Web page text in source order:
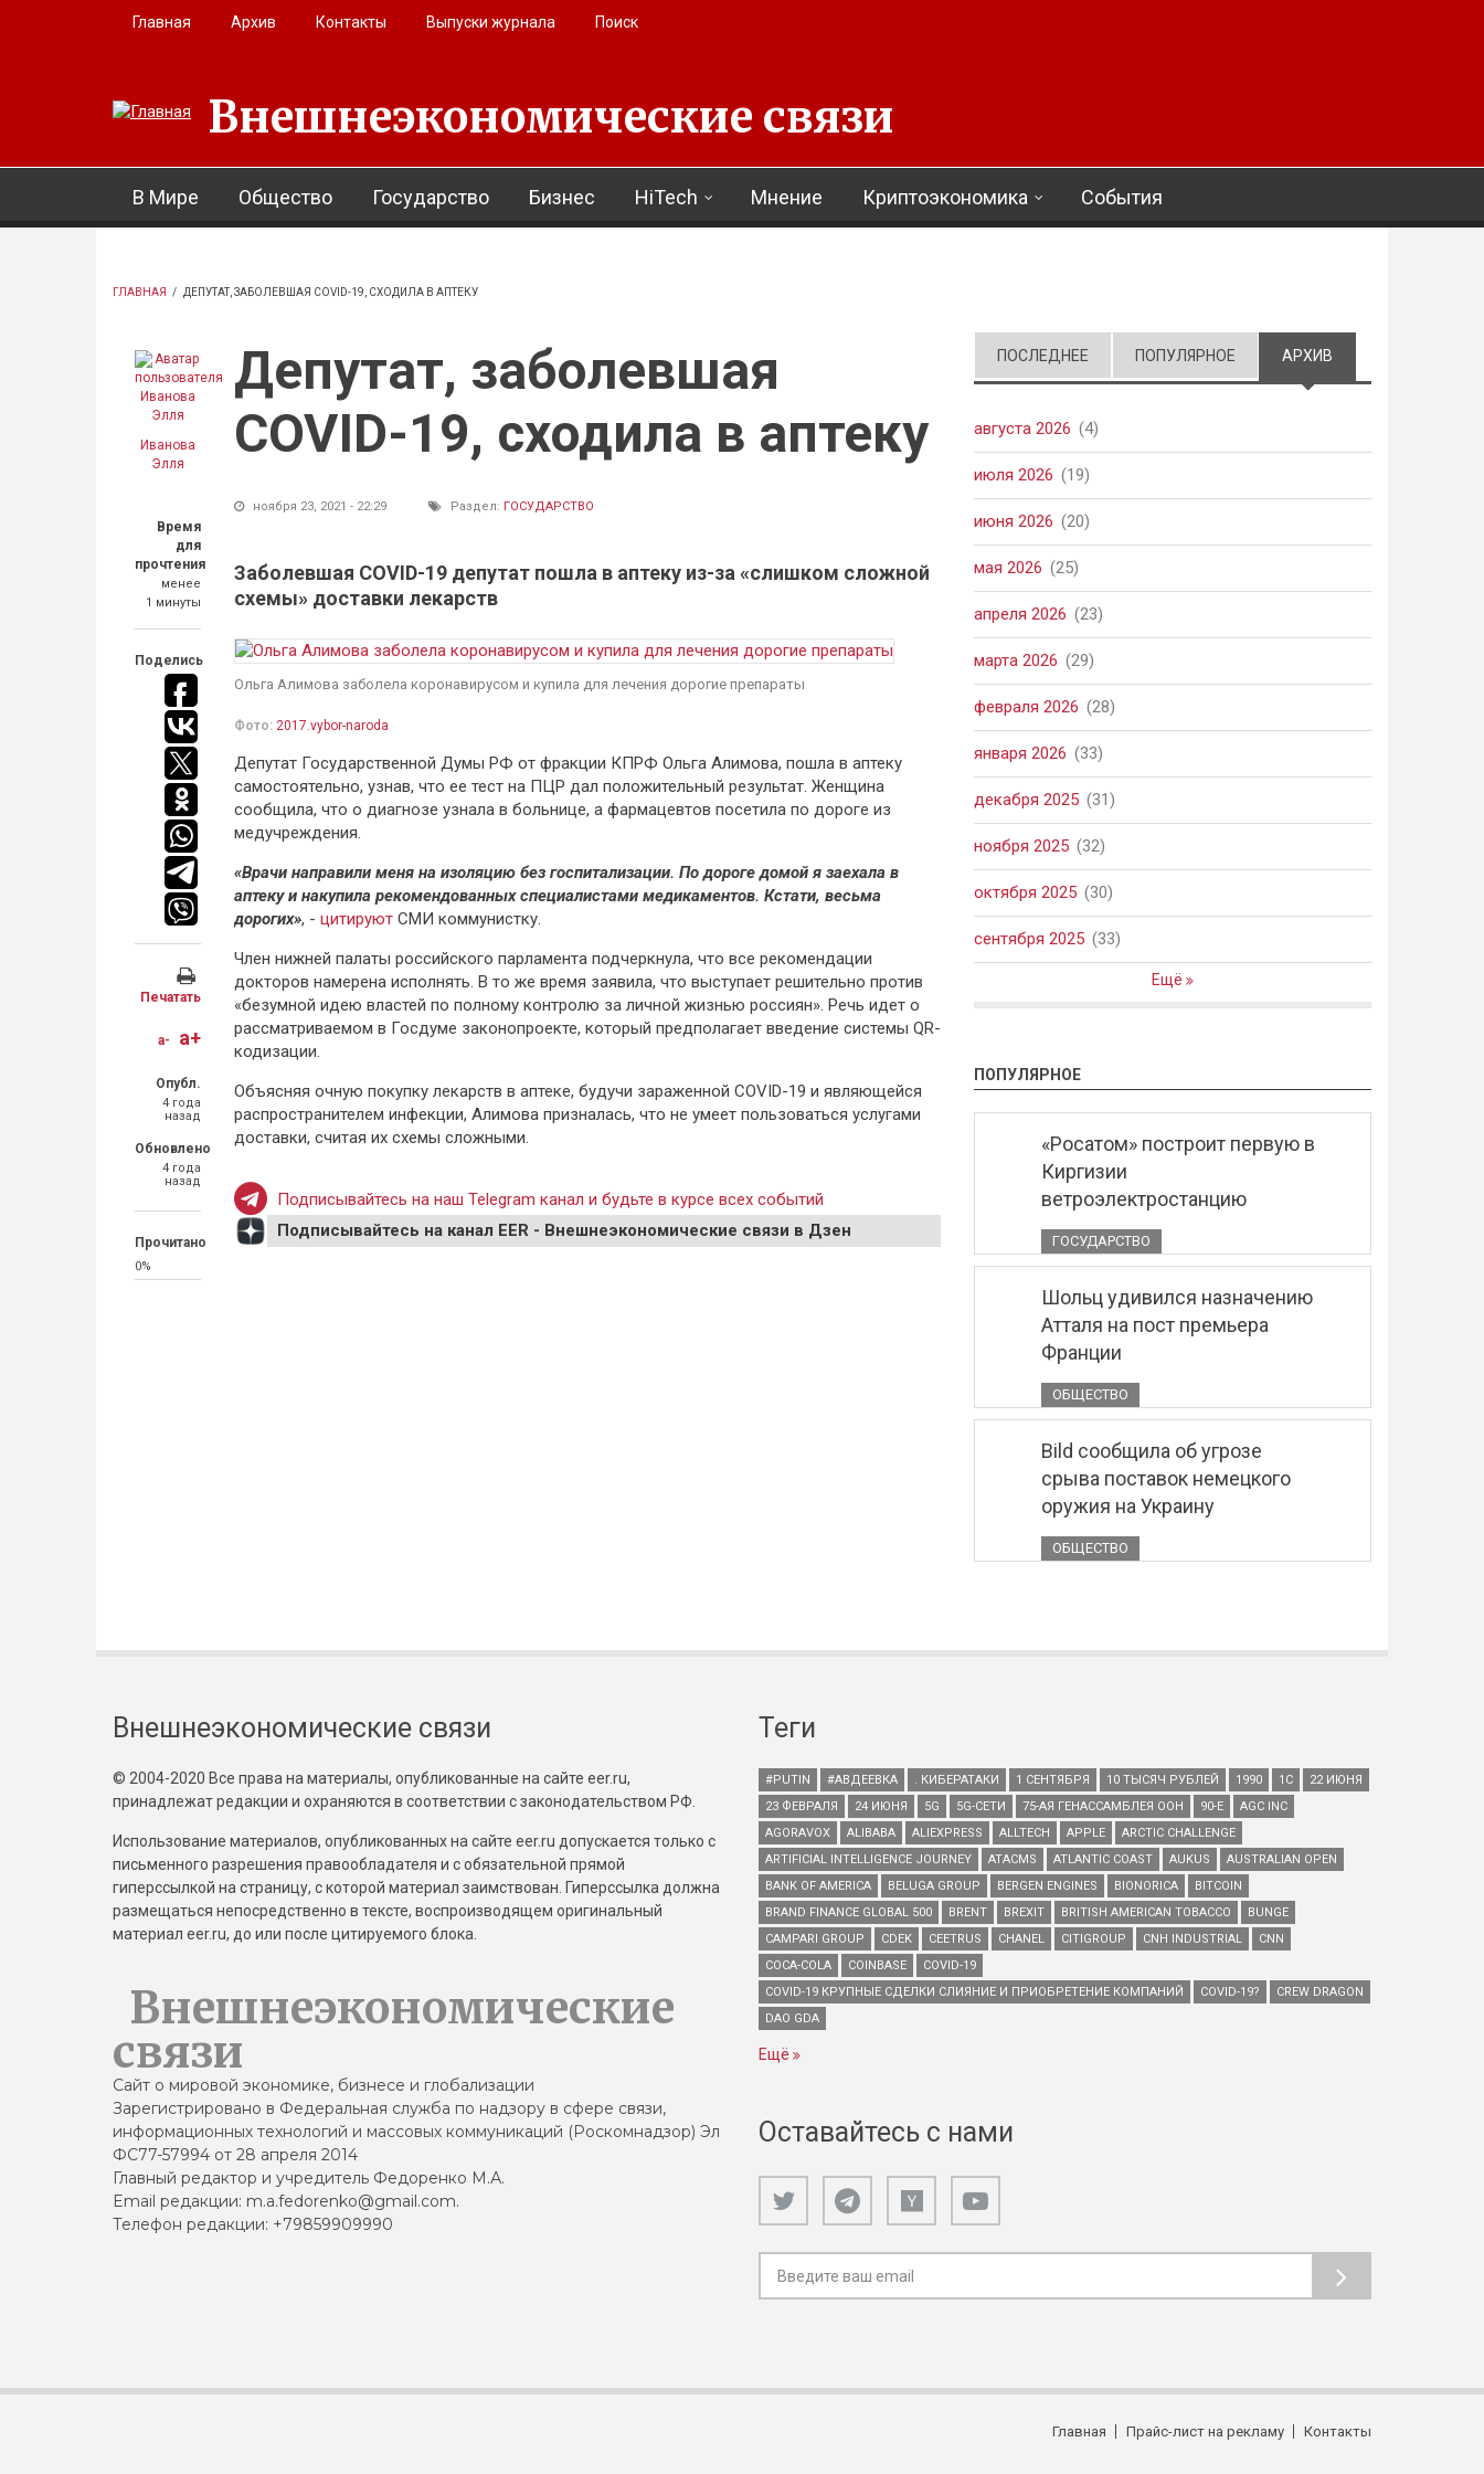
Перейти к основному содержанию
Главная Архив Контакты Выпуски журнала Поиск
Внешнеэкономические связи
В Мире Общество Государство Бизнес HiTech Мнение Криптоэкономика События
ГЛАВНАЯ / ДЕПУТАТ, ЗАБОЛЕВШАЯ COVID-19, СХОДИЛА В АПТЕКУ
Иванова
Элля
Время
для
прочтения
менее
1 минуты
Поделись
Печатать
a- a+
Опубл.
4 года
назад
Обновлено
4 года
назад
Прочитано
0%
Депутат, заболевшая
COVID-19, сходила в аптеку
ноября 23, 2021 - 22:29 Раздел: ГОСУДАРСТВО
Заболевшая COVID-19 депутат пошла в аптеку из-за «слишком сложной
схемы» доставки лекарств
Ольга Алимова заболела коронавирусом и купила для лечения дорогие препараты
Фото: 2017.vybor-naroda
Депутат Государственной Думы РФ от фракции КПРФ Ольга Алимова, пошла в аптеку
самостоятельно, узнав, что ее тест на ПЦР дал положительный результат. Женщина
сообщила, что о диагнозе узнала в больнице, а фармацевтов посетила по дороге из
медучреждения.
«Врачи направили меня на изоляцию без госпитализации. По дороге домой я заехала в
аптеку и накупила рекомендованных специалистами медикаментов. Кстати, весьма
дорогих», - цитируют СМИ коммунистку.
Член нижней палаты российского парламента подчеркнула, что все рекомендации
докторов намерена исполнять. В то же время заявила, что выступает решительно против
«безумной идею властей по полному контролю за личной жизнью россиян». Речь идет о
рассматриваемом в Госдуме законопроекте, который предполагает введение системы QR-
кодизации.
Объясняя очную покупку лекарств в аптеке, будучи зараженной COVID-19 и являющейся
распространителем инфекции, Алимова призналась, что не умеет пользоваться услугами
доставки, считая их схемы сложными.
Подписывайтесь на наш Telegram канал и будьте в курсе всех событий
Подписывайтесь на канал EER - Внешнеэкономические связи в Дзен
ПОСЛЕДНЕЕ ПОПУЛЯРНОЕ АРХИВ
августа 2026 (4)
июля 2026 (19)
июня 2026 (20)
мая 2026 (25)
апреля 2026 (23)
марта 2026 (29)
февраля 2026 (28)
января 2026 (33)
декабря 2025 (31)
ноября 2025 (32)
октября 2025 (30)
сентября 2025 (33)
Ещё
ПОПУЛЯРНОЕ
«Росатом» построит первую в
Киргизии
ветроэлектростанцию
ГОСУДАРСТВО
Шольц удивился назначению
Атталя на пост премьера
Франции
ОБЩЕСТВО
Bild сообщила об угрозе
срыва поставок немецкого
оружия на Украину
ОБЩЕСТВО
Внешнеэкономические связи
© 2004-2020 Все права на материалы, опубликованные на сайте eer.ru,
принадлежат редакции и охраняются в соответствии с законодательством РФ.
Использование материалов, опубликованных на сайте eer.ru допускается только с
письменного разрешения правообладателя и с обязательной прямой
гиперссылкой на страницу, с которой материал заимствован. Гиперссылка должна
размещаться непосредственно в тексте, воспроизводящем оригинальный
материал eer.ru, до или после цитируемого блока.
Внешнеэкономические
связи
Сайт о мировой экономике, бизнесе и глобализации
Зарегистрировано в Федеральная служба по надзору в сфере связи,
информационных технологий и массовых коммуникаций (Роскомнадзор) Эл
ФС77-57994 от 28 апреля 2014
Главный редактор и учредитель Федоренко М.А.
Email редакции: m.a.fedorenko@gmail.com.
Телефон редакции: +79859909990
Теги
#PUTIN #АВДЕЕВКА . КИБЕРАТАКИ 1 СЕНТЯБРЯ 10 ТЫСЯЧ РУБЛЕЙ 1990 1С
22 ИЮНЯ
23 ФЕВРАЛЯ
24 ИЮНЯ 5G 5G-СЕТИ 75-АЯ ГЕНАССАМБЛЕЯ ООН 90-Е
AGC INC
AGORAVOX
ALIBABA ALIEXPRESS ALLTECH APPLE
ARCTIC CHALLENGE
ARTIFICIAL INTELLIGENCE JOURNEY
ATACMS ATLANTIC COAST AUKUS
AUSTRALIAN OPEN
BANK OF AMERICA
BELUGA GROUP BERGEN ENGINES BIONORICA
BITCOIN
BRAND FINANCE GLOBAL 500
BRENT BREXIT BRITISH AMERICAN TOBACCO
BUNGE
CAMPARI GROUP
CDEK CEETRUS CHANEL CITIGROUP CNH INDUSTRIAL
CNN
COCA-COLA
COINBASE
COVID-19
COVID-19 КРУПНЫЕ СДЕЛКИ СЛИЯНИЕ И ПРИОБРЕТЕНИЕ КОМПАНИЙ
COVID-19?
CREW DRAGON
DAO GDA
Ещё
Оставайтесь с нами
Главная Прайс-лист на рекламу Контакты